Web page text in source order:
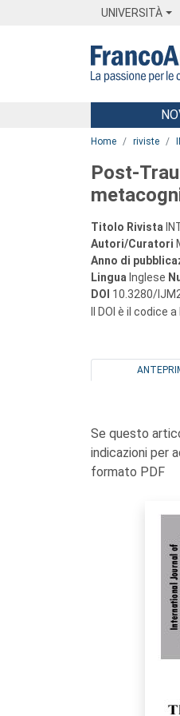
UNIVERSITÀ
Menu
Home riviste
Post-
Titolo Rivista
Autori/Curatori
Anno di
Lingua Inglese
DOI 10.3280/
Il DOI è il
Se questo
indicazioni per
formato PDF